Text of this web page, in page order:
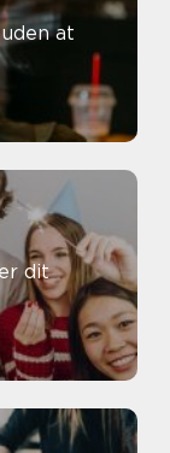
at
dit